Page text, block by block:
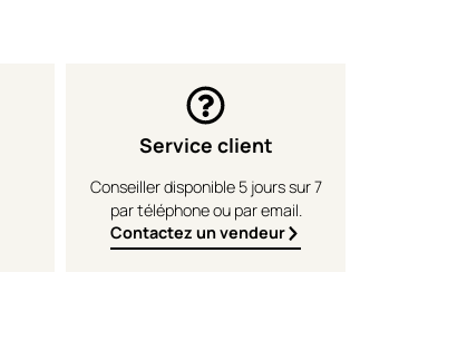
Service client
Conseiller disponible 5 jours sur 7
par téléphone ou par email.
Contactez un vendeur